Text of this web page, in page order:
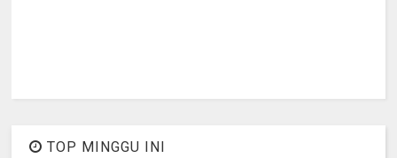
TOP MINGGU INI